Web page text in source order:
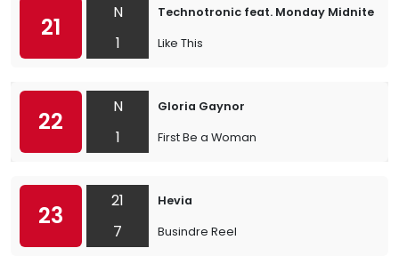
21
N
1
Technotronic feat. Monday Midnite
Like This
22
N
1
Gloria Gaynor
First Be a Woman
23
21
7
Hevia
Busindre Reel